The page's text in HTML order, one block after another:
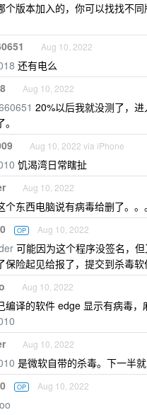
个版本加入的，你可以找找不
Aug 10, 2022
还有电么
Aug 10, 2022
20%以后我就没测了，
Aug 10, 2022 via iPhone
饥渴湾日常瞎扯
Aug 10, 2022
个东西电脑说有病毒给删了。。。
OP Aug 10, 2022
可能因为这个程序没签名，
保险起见给报了，提交到杀毒软
Aug 10, 2022
编译的软件 edge 显示有病毒
Aug 10, 2022
是微软自带的杀毒。下一半
OP Aug 10, 2022